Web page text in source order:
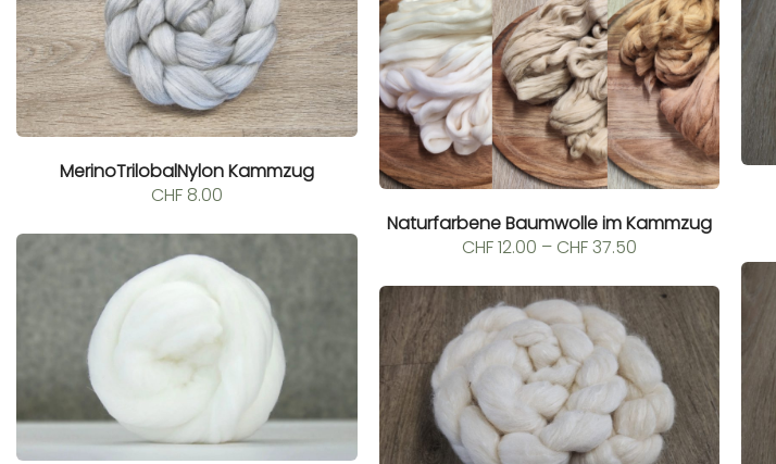
MerinoTrilobalNylon Kammzug
CHF8.00
Naturfarbene Baumwolle im Kammzug
CHF12.00 – CHF37.50Preisspanne:
CHF 37.50